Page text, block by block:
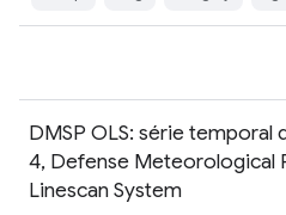
DMSP OLS: série temporal
4, Defense Meteorological
Linescan System